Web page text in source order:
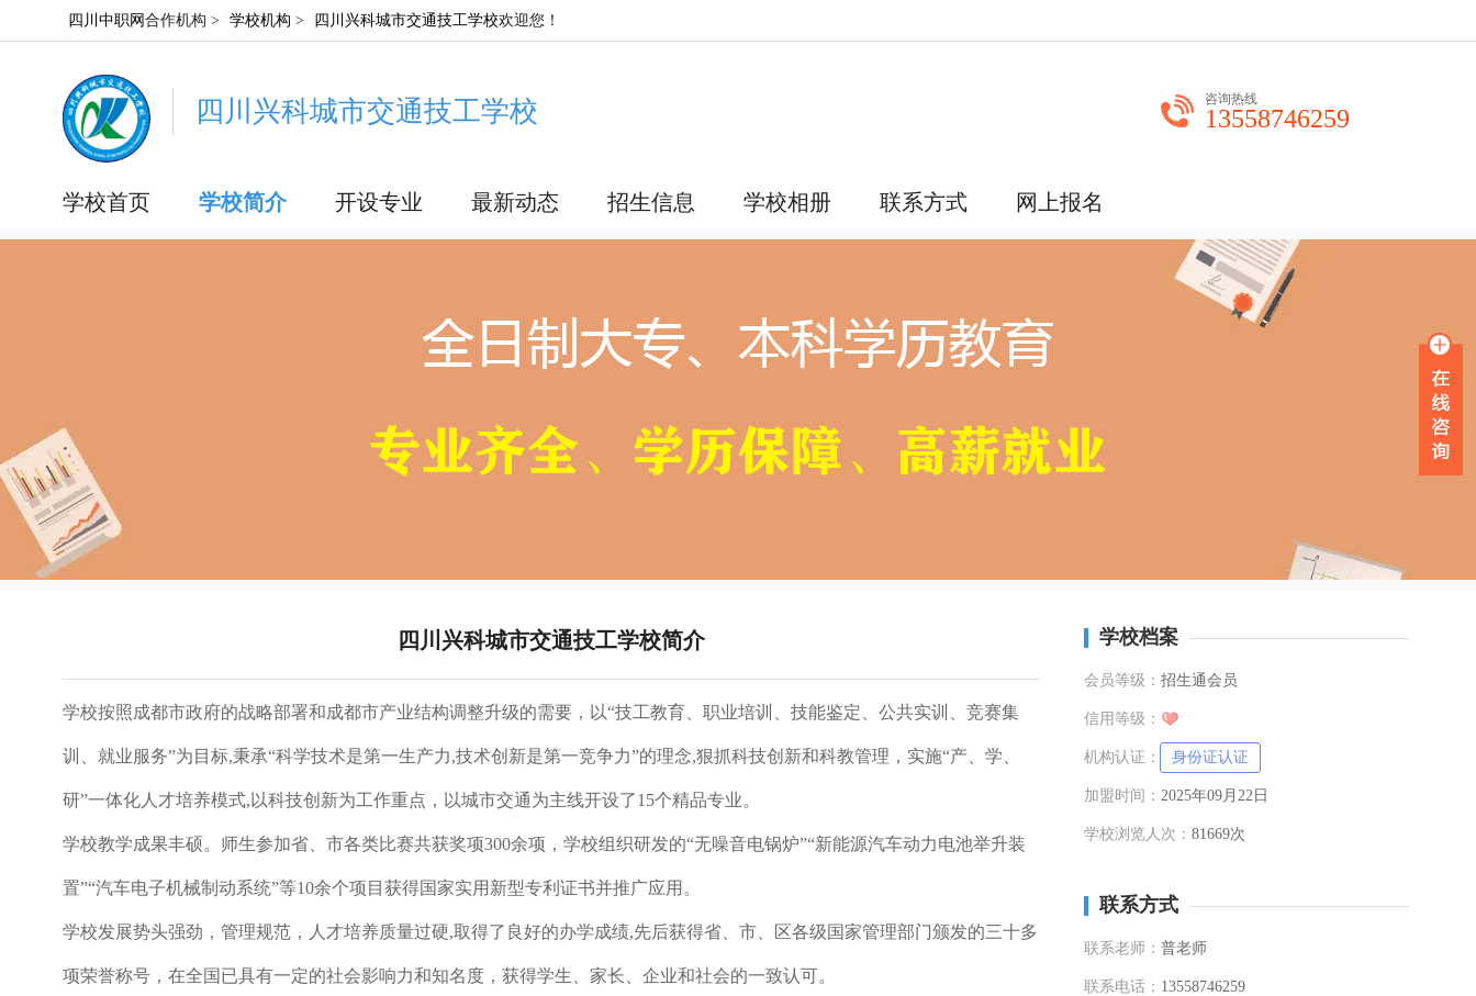
四川中职网 合作机构 > 学校机构 > 四川兴科城市交通技工学校欢迎您！
四川兴科城市交通技工学校 咨询热线
13558746259
学校首页 学校简介 开设专业 最新动态 招生信息 学校相册 联系方式 网上报名
四川兴科城市交通技工学校简介
学校按照成都市政府的战略部署和成都市产业结构调整升级的需要，以“技工教育、职业培训、技能鉴定、公共实训、竞赛集
训、就业服务”为目标,秉承“科学技术是第一生产力,技术创新是第一竞争力”的理念,狠抓科技创新和科教管理，实施“产、学、
研”一体化人才培养模式,以科技创新为工作重点，以城市交通为主线开设了15个精品专业。
学校教学成果丰硕。师生参加省、市各类比赛共获奖项300余项，学校组织研发的“无噪音电锅炉”“新能源汽车动力电池举升装
置”“汽车电子机械制动系统”等10余个项目获得国家实用新型专利证书并推广应用。
学校发展势头强劲，管理规范，人才培养质量过硬,取得了良好的办学成绩,先后获得省、市、区各级国家管理部门颁发的三十多
项荣誉称号，在全国已具有一定的社会影响力和知名度，获得学生、家长、企业和社会的一致认可。
学校档案
会员等级： 招生通会员
信用等级：
机构认证： 身份证认证
加盟时间： 2025年09月22日
学校浏览人次： 81669次
联系方式
联系老师： 普老师
联系电话： 13558746259